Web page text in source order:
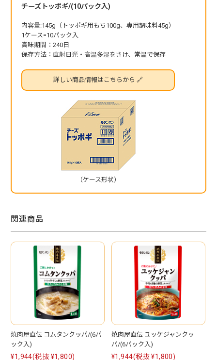
チーズトッポギ/(10パック入)
内容量:145g（トッポギ用もち100g、専用調味料45g）
1ケース=10パック入
賞味期間：240日
保存方法：直射日光・高温多湿をさけ、常温で保存
詳しい商品情報はこちらから 🔗
（ケース形状）
関連商品
焼肉屋直伝 コムタンクッパ/(6パ
ック入)
¥1,944(税抜 ¥1,800)
焼肉屋直伝 ユッケジャンクッ
パ/(6パック入)
¥1,944(税抜 ¥1,800)